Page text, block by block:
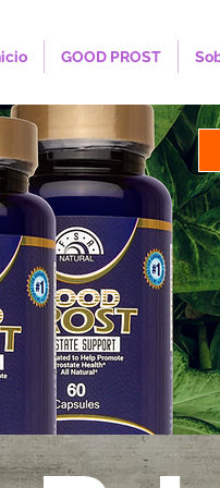
GOOD PROST